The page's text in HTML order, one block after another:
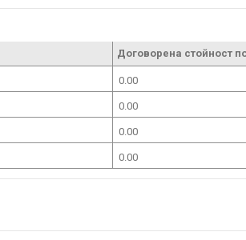
Договорена стойност
0.00
0.00
0.00
0.00